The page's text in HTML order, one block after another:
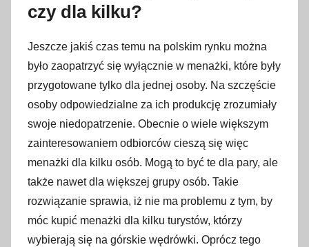
l
o
p
a
d
a
2
0
2
2
czy dla kilku?
Jeszcze jakiś czas temu na polskim rynku można
było zaopatrzyć się wyłącznie w menażki, które były
przygotowane tylko dla jednej osoby. Na szczęście
osoby odpowiedzialne za ich produkcję zrozumiały
swoje niedopatrzenie. Obecnie o wiele większym
zainteresowaniem odbiorców cieszą się więc
menażki dla kilku osób. Mogą to być te dla pary, ale
także nawet dla większej grupy osób. Takie
rozwiązanie sprawia, iż nie ma problemu z tym, by
móc kupić menażki dla kilku turystów, którzy
wybierają się na górskie wędrówki. Oprócz tego